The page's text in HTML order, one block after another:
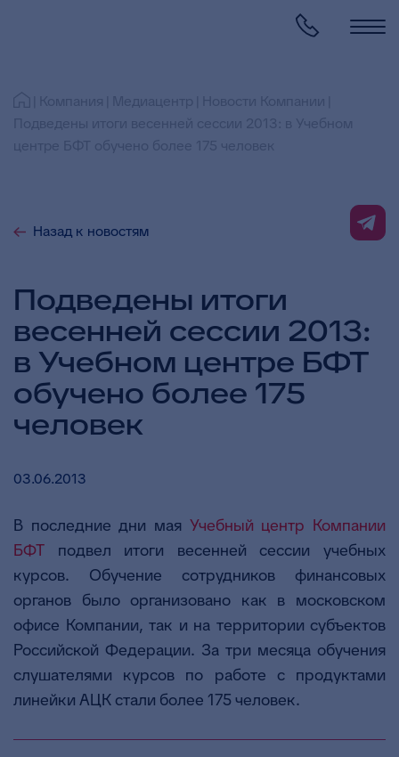
Назад к новостям
Подведены итоги
весенней сессии 2013:
в Учебном центре БФТ
обучено более 175
человек
03.06.2013
В последние дни мая Учебный центр Компании
БФТ подвел итоги весенней сессии учебных
курсов. Обучение сотрудников финансовых
органов было организовано как в московском
офисе Компании, так и на территории субъектов
Российской Федерации. За три месяца обучения
слушателями курсов по работе с продуктами
линейки АЦК стали более 175 человек.